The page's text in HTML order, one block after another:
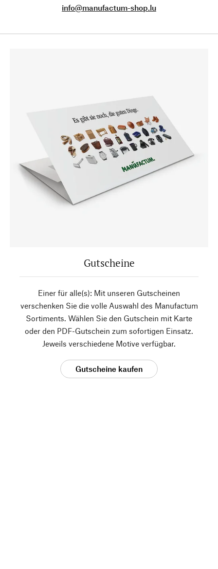
info@manufactum-shop.lu
Gutscheine
Einer für alle(s): Mit unseren Gutscheinen
verschenken Sie die volle Auswahl des Manufactum
Sortiments. Wählen Sie den Gutschein mit Karte
oder den PDF-Gutschein zum sofortigen Einsatz.
Jeweils verschiedene Motive verfügbar.
Gutscheine kaufen